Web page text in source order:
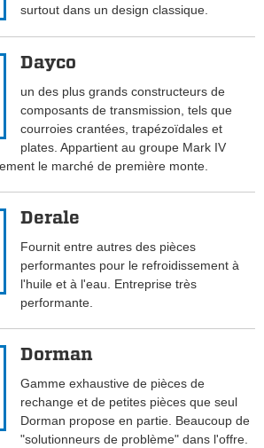
surtout dans un design classique.
Dayco
un des plus grands constructeurs de
composants de transmission, tels que
courroies crantées, trapézoïdales et
plates. Appartient au groupe Mark IV
le marché de première monte.
Derale
Fournit entre autres des pièces
performantes pour le refroidissement à
l'huile et à l'eau. Entreprise très
performante.
Dorman
Gamme exhaustive de pièces de
rechange et de petites pièces que seul
Dorman propose en partie. Beaucoup de
"solutionneurs de problème" dans l'offre.